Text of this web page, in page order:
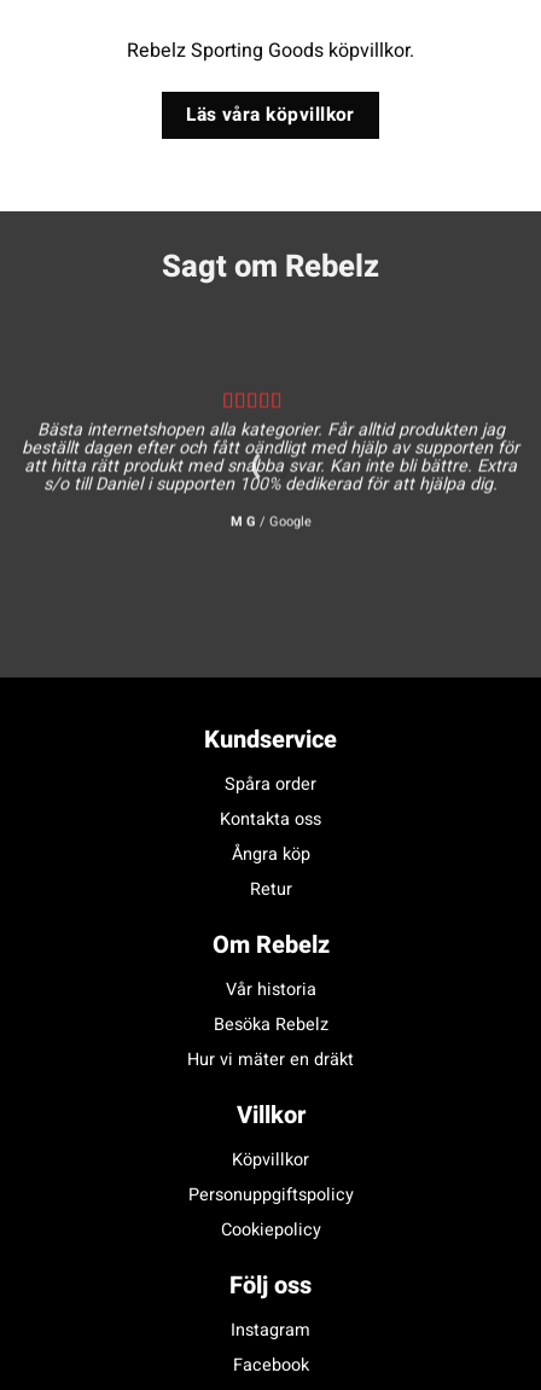
Rebelz Sporting Goods köpvillkor.
Läs våra köpvillkor
Sagt om Rebelz
Bästa internetshopen alla kategorier. Får alltid produkten jag
beställt dagen efter och fått oändligt med hjälp av supporten för
att hitta rätt produkt med snabba svar. Kan inte bli bättre. Extra
s/o till Daniel i supporten 100% dedikerad för att hjälpa dig.
M G / Google
Kundservice
Spåra order
Kontakta oss
Ångra köp
Retur
Om Rebelz
Vår historia
Besöka Rebelz
Hur vi mäter en dräkt
Villkor
Köpvillkor
Personuppgiftspolicy
Cookiepolicy
Följ oss
Instagram
Facebook